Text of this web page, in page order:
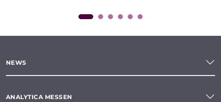
NEWS
ANALYTICA MESSEN